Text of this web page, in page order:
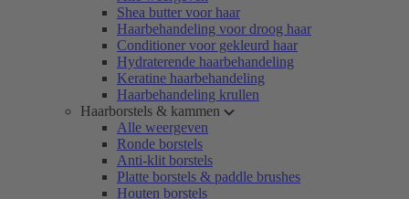
Shea butter voor haar
Haarbehandeling voor droog haar
Conditioner voor gekleurd haar
Hydraterende haarbehandeling
Keratine haarbehandeling
Haarbehandeling krullen
Haarborstels & kammen
Alle weergeven
Ronde borstels
Anti-klit borstels
Platte borstels & paddle brushes
Houten borstels